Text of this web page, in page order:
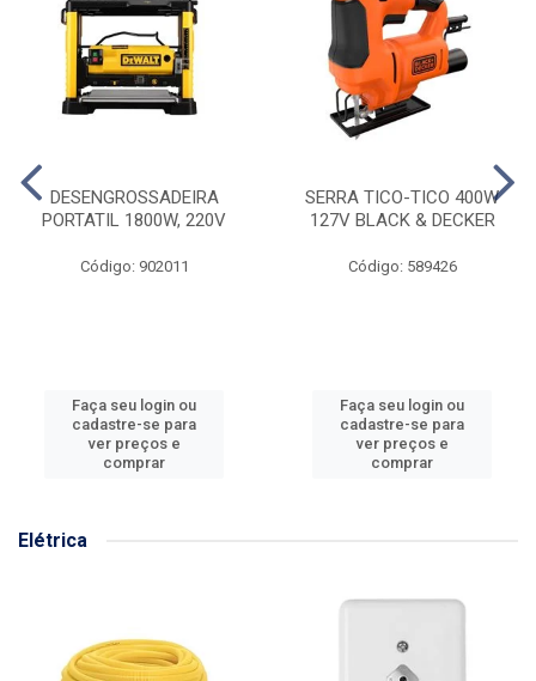
DESENGROSSADEIRA
PORTATIL 1800W, 220V
Código: 902011
Faça seu login ou
cadastre-se para
ver preços e
comprar
SERRA TICO-TICO 400W
127V BLACK & DECKER
Código: 589426
Faça seu login ou
cadastre-se para
ver preços e
comprar
Elétrica